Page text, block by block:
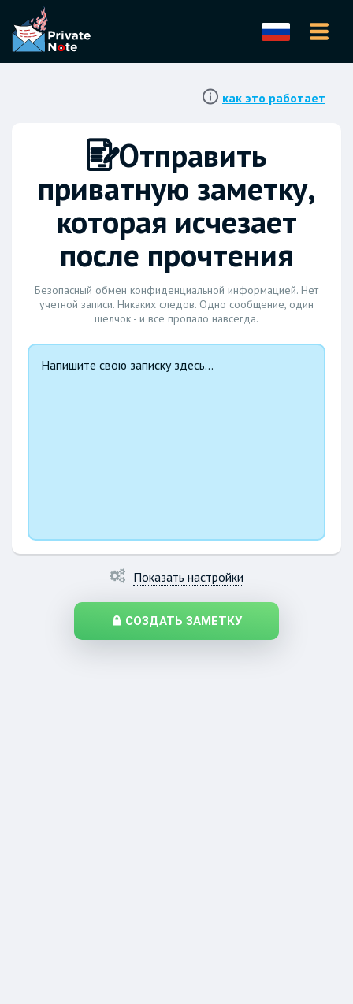
как это работает
Отправить
приватную заметку,
которая исчезает
после прочтения
Безопасный обмен конфиденциальной информацией. Нет
учетной записи. Никаких следов. Одно сообщение, один
щелчок - и все пропало навсегда.
Показать настройки
СОЗДАТЬ ЗАМЕТКУ